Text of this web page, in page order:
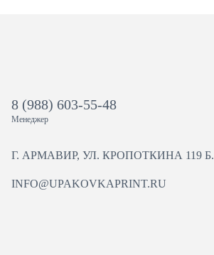
8 (988) 603-55-48
Менеджер
Г. АРМАВИР, УЛ. КРОПОТКИНА 119 Б.
INFO@UPAKOVKAPRINT.RU